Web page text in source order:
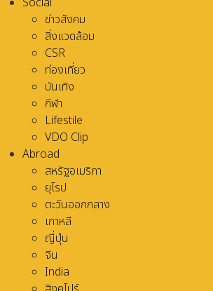
ข่าวสังคม
สิ่งแวดล้อม
CSR
ท่องเที่ยว
บันเทิง
กีฬา
Lifestile
VDO Clip
Abroad
สหรัฐอเมริกา
ยุโรป
ตะวันออกกลาง
เกาหลี
ญี่ปุ่น
จีน
India